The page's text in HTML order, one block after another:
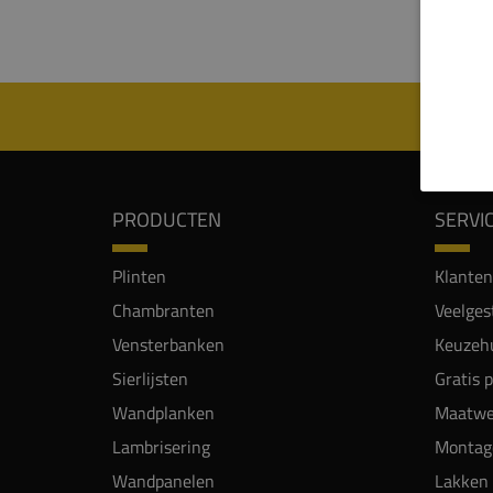
PRODUCTEN
Plinten
Chambranten
Vensterbanken
Sierlijsten
Wandplanken
Lambrisering
Wandpanelen
Gratis